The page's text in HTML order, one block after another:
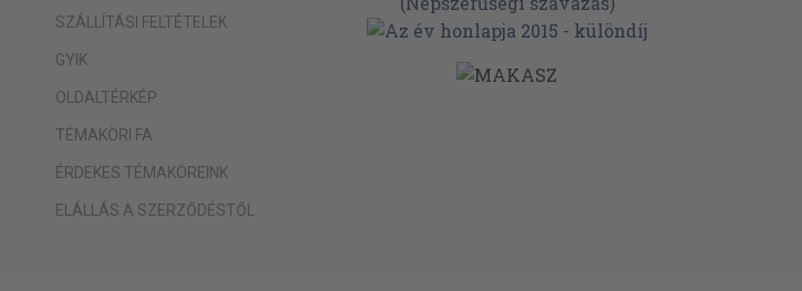
SZÁLLÍTÁSI FELTÉTELEK
GYIK
OLDALTÉRKÉP
TÉMAKÖRI FA
ÉRDEKES TÉMAKÖREINK
ELÁLLÁS A SZERZŐDÉSTŐL